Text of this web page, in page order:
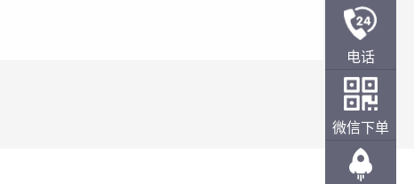
电话
微信下单